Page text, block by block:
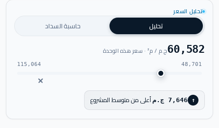
تحليل السعر
تحليل حاسبة السداد
60,582ج.م / م² · سعر هذه الوحدة
48,701
115,064
↑ 7,646 ج.م أعلى من متوسط المشروع